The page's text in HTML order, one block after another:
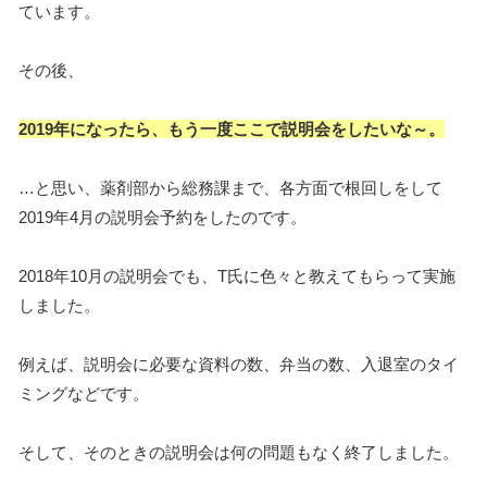
ています。
その後、
2019年になったら、もう一度ここで説明会をしたいな～。
…と思い、薬剤部から総務課まで、各方面で根回しをして
2019年4月の説明会予約をしたのです。
2018年10月の説明会でも、T氏に色々と教えてもらって実施
しました。
例えば、説明会に必要な資料の数、弁当の数、入退室のタイ
ミングなどです。
そして、そのときの説明会は何の問題もなく終了しました。